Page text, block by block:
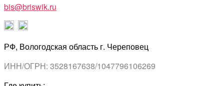
bis@briswik.ru
РФ, Вологодская область г. Череповец
ИНН/ОГРН: 3528167638/1047796106269